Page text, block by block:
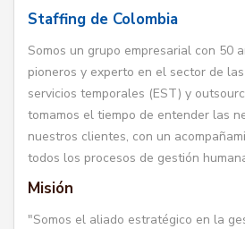
Staffing de Colombia
Somos un grupo empresarial con 50
pioneros y experto en el sector de
servicios temporales (EST) y
tomamos el tiempo de entender las
nuestros clientes, con un
todos los procesos de gestión
Misión
"Somos el aliado estratégico en la